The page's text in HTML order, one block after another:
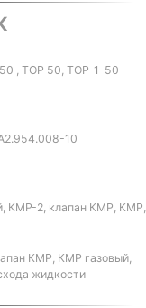
, ТОР 50, ТОР-1-50
10
КМР-2, клапан КМР, КМР,
КМР, КМР газовый,
жидкости